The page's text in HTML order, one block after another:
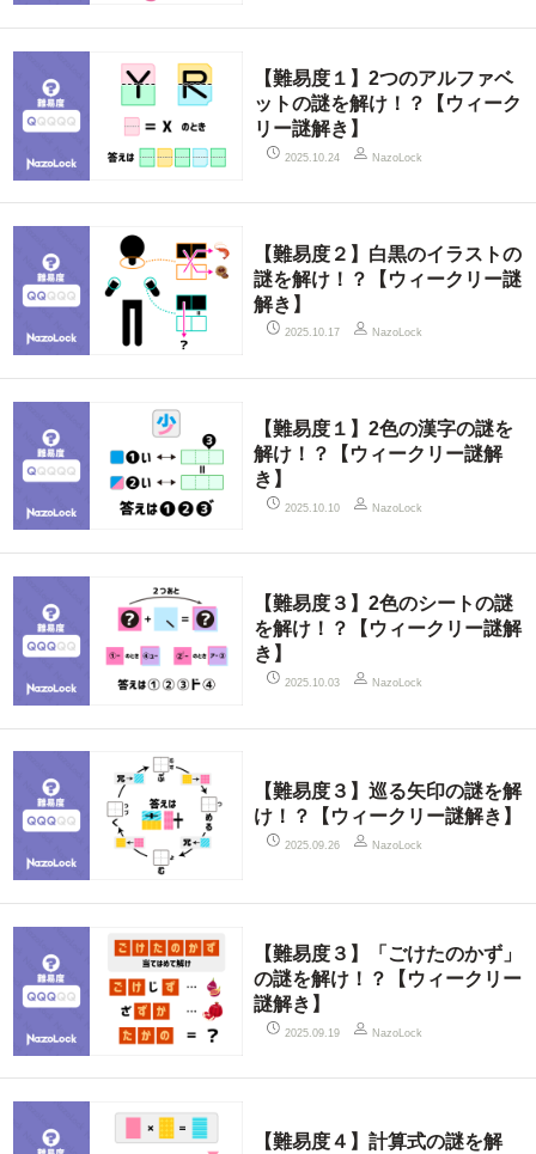
【難易度１】2つのアルファベ
ットの謎を解け！？【ウィーク
リー謎解き】
2025.10.24 NazoLock
【難易度２】白黒のイラストの
謎を解け！？【ウィークリー謎
解き】
2025.10.17 NazoLock
【難易度１】2色の漢字の謎を
解け！？【ウィークリー謎解
き】
2025.10.10 NazoLock
【難易度３】2色のシートの謎
を解け！？【ウィークリー謎解
き】
2025.10.03 NazoLock
【難易度３】巡る矢印の謎を解
け！？【ウィークリー謎解き】
2025.09.26 NazoLock
【難易度３】「ごけたのかず」
の謎を解け！？【ウィークリー
謎解き】
2025.09.19 NazoLock
【難易度４】計算式の謎を解